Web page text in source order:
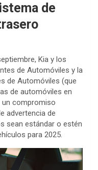
de
Kia y los
de Automóviles y la
de Automóviles (que
de automóviles en
un compromiso
advertencia de
sean estándar o estén
para 2025.